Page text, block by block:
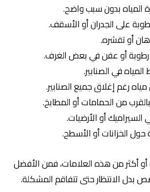
المياه بدون سبب واضح.
على الجدران أو الأسقف.
أو تقشره.
رطوبة أو عفن في بعض الغرف.
في الصنابير.
رغم إغلاق جميع الصنابير.
من الحمامات أو المطابخ.
أو الأرضيات.
الخزانات أو الأسطح.
أكثر من هذه العلامات، فمن الأفضل
الانتظار حتى تتفاقم المشكلة.